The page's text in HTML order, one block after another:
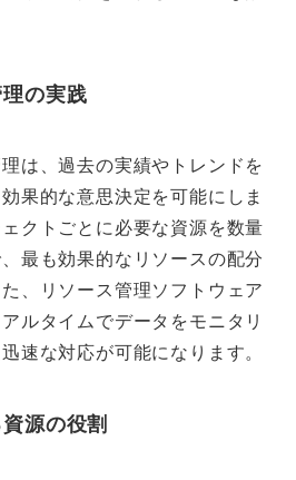
の実践
は、過去の実績やトレンドを
果的な意思決定を可能にしま
クトごとに必要な資源を数量
最も効果的なリソースの配分
、リソース管理ソフトウェア
ルタイムでデータをモニタリ
速な対応が可能になります。
源の役割